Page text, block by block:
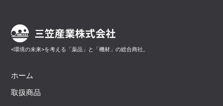
<環境の未来>を考える「薬品」と「機材」の総合商社。
ホーム
取扱商品